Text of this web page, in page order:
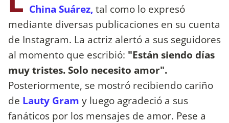
China Suárez,tal como lo expresó
mediante diversas publicaciones en su cuenta
de Instagram. La actriz alertó a sus seguidores
al momento que escribió: "Están siendo días
muy tristes. Solo necesito amor".
Posteriormente, se mostró recibiendo cariño
de Lauty Gram y luego agradeció a sus
fanáticos por los mensajes de amor. Pese a